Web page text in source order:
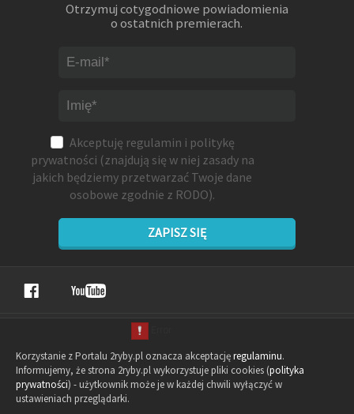
Otrzymuj cotygodniowe powiadomienia
o ostatnich premierach.
Akceptuję regulamin i politykę
prywatności (znajdują się w niej zasady na
jakich będziemy przetwarzać Twoje dane
osobowe zgodnie z RODO).
ZAPISZ SIĘ
Korzystanie z Portalu 2ryby.pl oznacza akceptacjęregulaminu.
Informujemy, że strona 2ryby.pl wykorzystuje pliki cookies (polityka
prywatności) - użytkownik może je w każdej chwili wyłączyć w
ustawieniach przeglądarki.